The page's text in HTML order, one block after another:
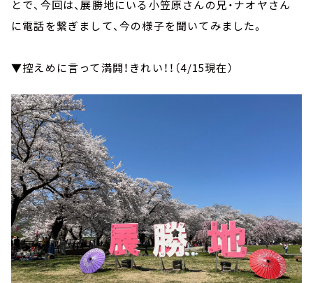
とで、今回は、展勝地にいる小笠原さんの兄・ナオヤさん
に電話を繋ぎまして、今の様子を聞いてみました。
▼控えめに言って満開！きれい！！（4/15現在）